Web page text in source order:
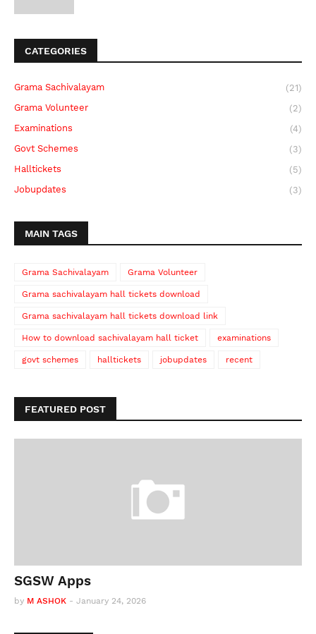
CATEGORIES
Grama Sachivalayam
(21)
Grama Volunteer
(2)
Examinations
(4)
Govt Schemes
(3)
Halltickets
(5)
Jobupdates
(3)
MAIN TAGS
Grama Sachivalayam Grama Volunteer
Grama sachivalayam hall tickets download
Grama sachivalayam hall tickets download link
How to download sachivalayam hall ticket examinations
govt schemes halltickets jobupdates recent
FEATURED POST
SGSW Apps
by M ASHOK - January 24, 2026